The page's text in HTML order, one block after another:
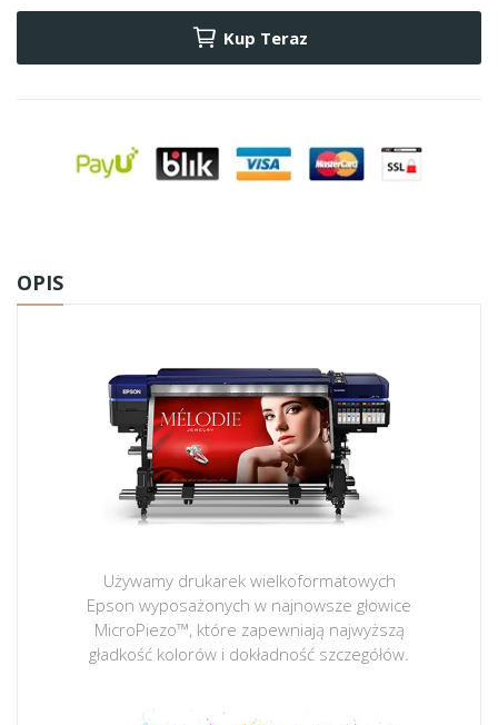
Kup Teraz
OPIS
Używamy drukarek wielkoformatowych
Epson wyposażonych w najnowsze głowice
MicroPiezo™, które zapewniają najwyższą
gładkość kolorów i dokładność szczegółów.